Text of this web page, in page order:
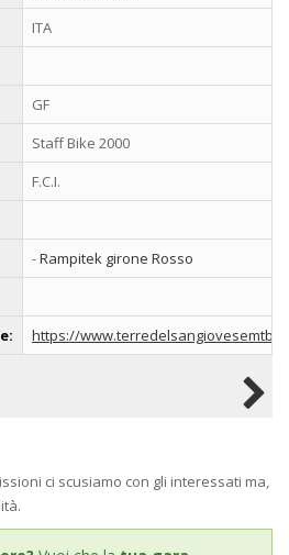
ITA
GF
Staff Bike 2000
F.C.I.
-Rampitek girone Rosso
https://www.terredelsangiovesemtb.it/
ci scusiamo con gli interessati ma,